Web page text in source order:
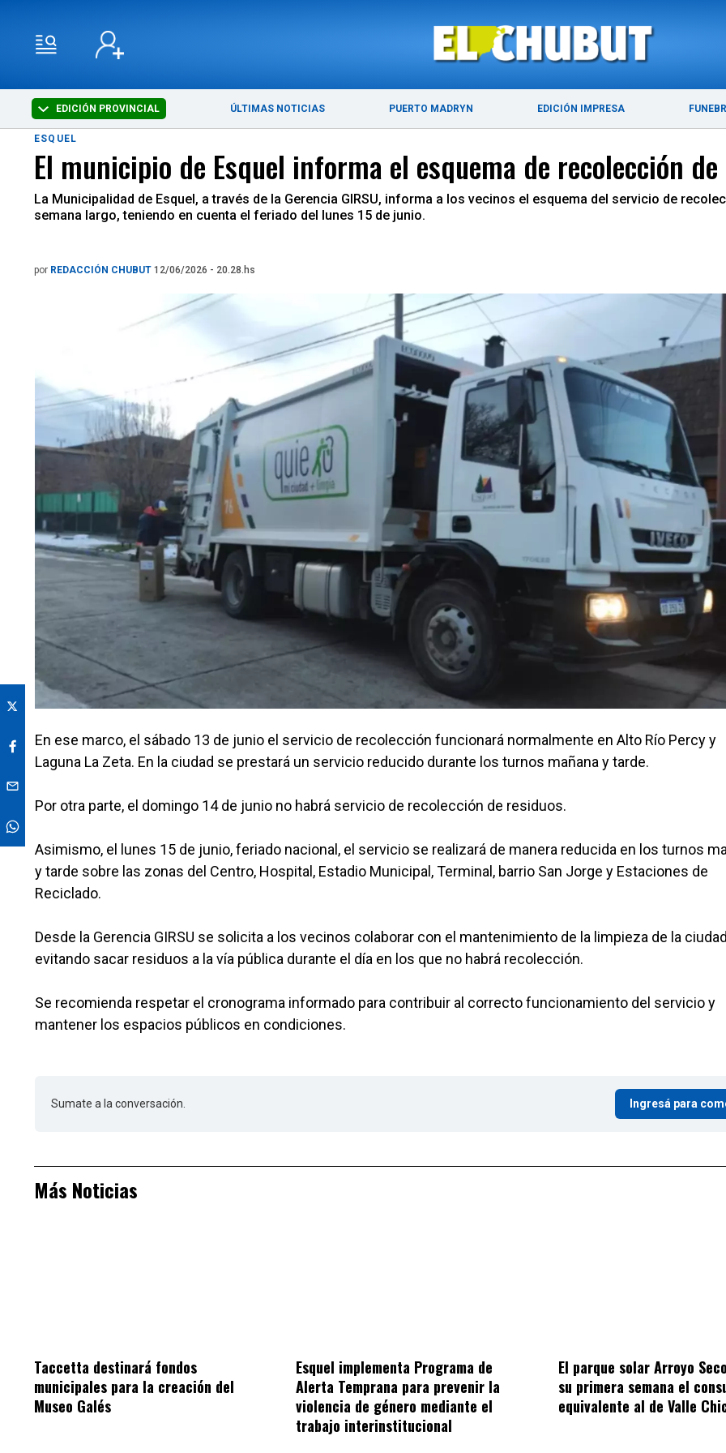
EDICIÓN PROVINCIAL ÚLTIMAS NOTICIAS PUERTO MADRYN EDICIÓN IMPRESA
ÚLTIMAS NOTICIAS PUERTO MADRYN
ESQUEL
El municipio de Esquel informa el esquema de recolección
La Municipalidad de Esquel, a través de la Gerencia GIRSU, informa a los vecinos el esquema del servicio de
semana largo, teniendo en cuenta el feriado del lunes 15 de junio.
por REDACCIÓN CHUBUT 12/06/2026 - 20.28.hs
En ese marco, el sábado 13 de junio el servicio de recolección funcionará normalmente en Alto Río Percy y
Laguna La Zeta. En la ciudad se prestará un servicio reducido durante los turnos mañana y tarde.
Por otra parte, el domingo 14 de junio no habrá servicio de recolección de residuos.
Asimismo, el lunes 15 de junio, feriado nacional, el servicio se realizará de manera reducida en los turnos
y tarde sobre las zonas del Centro, Hospital, Estadio Municipal, Terminal, barrio San Jorge y Estaciones de
Reciclado.
Desde la Gerencia GIRSU se solicita a los vecinos colaborar con el mantenimiento de la limpieza de la
evitando sacar residuos a la vía pública durante el día en los que no habrá recolección.
Se recomienda respetar el cronograma informado para contribuir al correcto funcionamiento del servicio y
mantener los espacios públicos en condiciones.
Sumate a la conversación. Ingresá para
Más Noticias
Taccetta destinará fondos
municipales para la creación del
Museo Galés
Esquel implementa Programa de
Alerta Temprana para prevenir la
violencia de género mediante el
trabajo interinstitucional
El parque solar Arroyo
su primera semana el
equivalente al de Valle